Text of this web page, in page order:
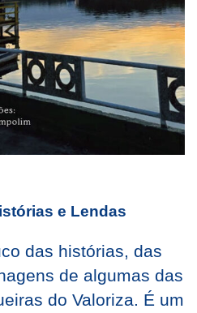
e Lendas
das histórias, das
de algumas das
do Valoriza. É um